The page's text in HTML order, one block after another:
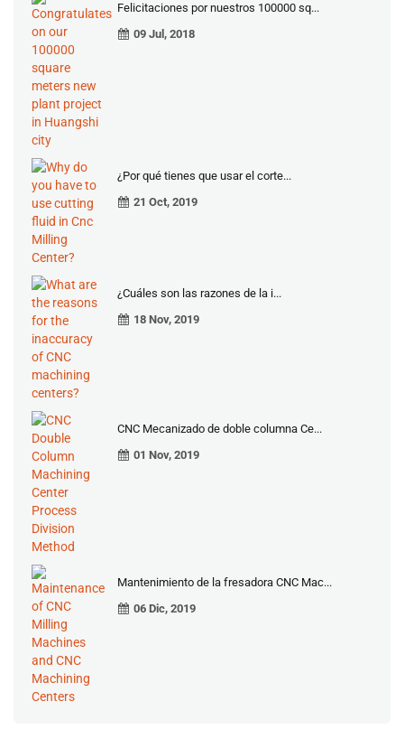
Felicitaciones por nuestros 100000 sq...
09 Jul, 2018
¿Por qué tienes que usar el corte...
21 Oct, 2019
¿Cuáles son las razones de la i...
18 Nov, 2019
CNC Mecanizado de doble columna Ce...
01 Nov, 2019
Mantenimiento de la fresadora CNC Mac...
06 Dic, 2019